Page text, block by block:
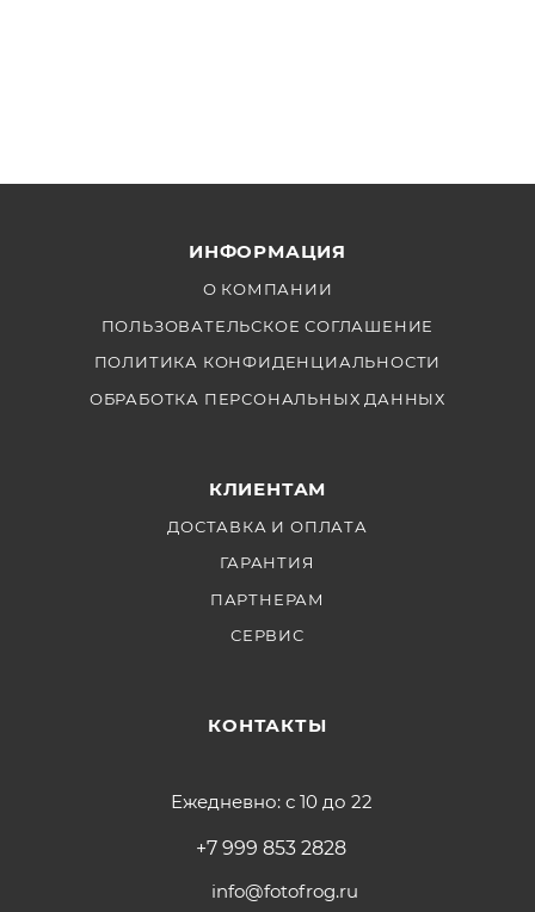
ИНФОРМАЦИЯ
О КОМПАНИИ
ПОЛЬЗОВАТЕЛЬСКОЕ СОГЛАШЕНИЕ
ПОЛИТИКА КОНФИДЕНЦИАЛЬНОСТИ
ОБРАБОТКА ПЕРСОНАЛЬНЫХ ДАННЫХ
КЛИЕНТАМ
ДОСТАВКА И ОПЛАТА
ГАРАНТИЯ
ПАРТНЕРАМ
СЕРВИС
КОНТАКТЫ
Ежедневно: с 10 до 22
+7 999 853 2828
info@fotofrog.ru